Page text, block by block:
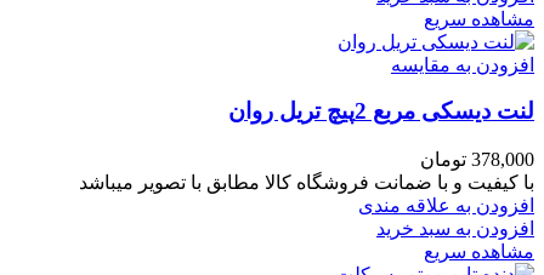
مشاهده سریع
افزودن به مقایسه
لنت دیسکی مربع 2پیچ تریل روان
378,000 تومان
با کیفیت و با ضمانت فروشگاه کالا مطابق با تصویر میباشد
افزودن به علاقه مندی
افزودن به سبد خرید
مشاهده سریع